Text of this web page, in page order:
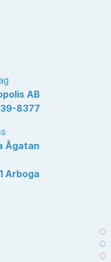
AB
8377
Ågatan
Arboga